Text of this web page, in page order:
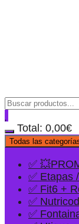
Total: 0,00€
Todas las
✅
✅ Etapas
✅ Fit6 +
✅
✅